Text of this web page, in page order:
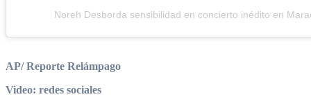
Noreh Desborda sensibilidad en concierto inédito en
AP/ Reporte Relámpago
Video: redes sociales